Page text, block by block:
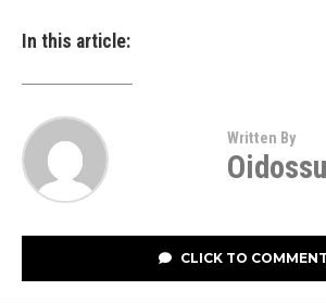
In this article:
Written By
CLICK TO COMMENT